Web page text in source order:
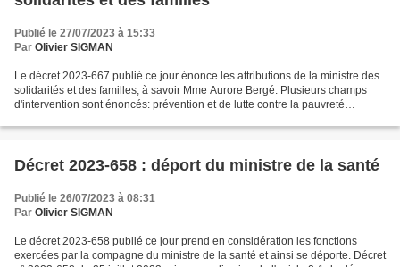
Publié le 27/07/2023 à 15:33
Par Olivier SIGMAN
Le décret 2023-667 publié ce jour énonce les attributions de la ministre des
solidarités et des familles, à savoir Mme Aurore Bergé. Plusieurs champs
d'intervention sont énoncés: prévention et de lutte contre la pauvreté
Décret 2023-658 : déport du ministre de la santé
Publié le 26/07/2023 à 08:31
Par Olivier SIGMAN
Le décret 2023-658 publié ce jour prend en considération les fonctions
exercées par la compagne du ministre de la santé et ainsi se déporte. Décret